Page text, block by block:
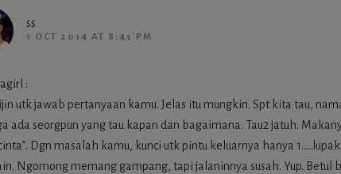
ss
1 OCT 2014 AT 8:45 PM
:
utk jawab pertanyaan kamu. Jelas itu mungkin. Spt kita tau,
ada seorgpun yang tau kapan dan bagaimana. Tau2 jatuh.
Dgn masalah kamu, kunci utk pintu keluarnya hanya
Ngomong memang gampang, tapi jalaninnya susah. Yup. Betul